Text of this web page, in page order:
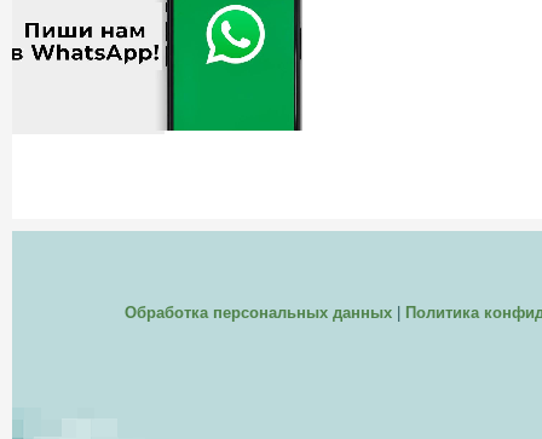
Обработка персональных данных| Политика